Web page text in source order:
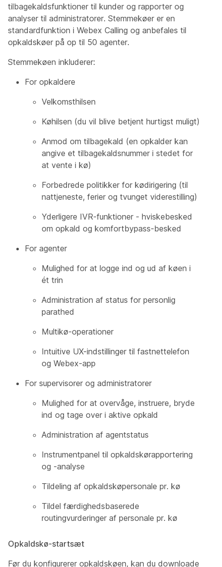
tilbagekaldsfunktioner til kunder og rapporter og
analyser til administratorer. Stemmekøer er en
standardfunktion i Webex Calling og anbefales til
opkaldskøer på op til 50 agenter.
Stemmekøen inkluderer:
For opkaldere
Velkomsthilsen
Køhilsen (du vil blive betjent hurtigst muligt)
Anmod om tilbagekald (en opkalder kan
angive et tilbagekaldsnummer i stedet for
at vente i kø)
Forbedrede politikker for kødirigering (til
nattjeneste, ferier og tvunget viderestilling)
Yderligere IVR-funktioner - hviskebesked
om opkald og komfortbypass-besked
For agenter
Mulighed for at logge ind og ud af køen i
ét trin
Administration af status for personlig
parathed
Multikø-operationer
Intuitive UX-indstillinger til fastnettelefon
og Webex-app
For supervisorer og administratorer
Mulighed for at overvåge, instruere, bryde
ind og tage over i aktive opkald
Administration af agentstatus
Instrumentpanel til opkaldskørapportering
og -analyse
Tildeling af opkaldskøpersonale pr. kø
Tildel færdighedsbaserede
routingvurderinger af personale pr. kø
Opkaldskø-startsæt
Før du konfigurerer opkaldskøen, kan du downloade